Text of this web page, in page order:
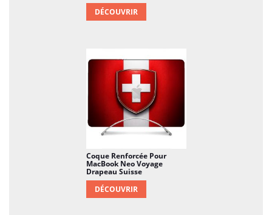
DÉCOUVRIR
Coque Renforcée Pour
MacBook Neo Voyage
Drapeau Suisse
DÉCOUVRIR